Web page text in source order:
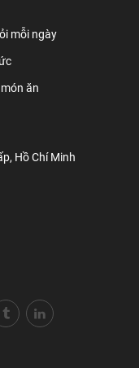
mỗi ngày
ăn
Hồ Chí Minh